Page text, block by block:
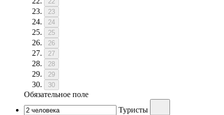
23
24
25
26
27
28
29
30
Обязательное поле
Туристы